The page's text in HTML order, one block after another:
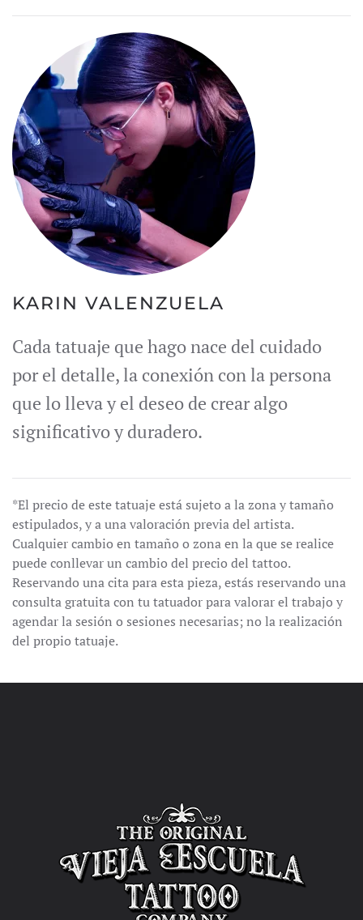
KARIN VALENZUELA
Cada tatuaje que hago nace del cuidado
por el detalle, la conexión con la persona
que lo lleva y el deseo de crear algo
significativo y duradero.
*El precio de este tatuaje está sujeto a la zona y tamaño
estipulados, y a una valoración previa del artista.
Cualquier cambio en tamaño o zona en la que se realice
puede conllevar un cambio del precio del tattoo.
Reservando una cita para esta pieza, estás reservando una
consulta gratuita con tu tatuador para valorar el trabajo y
agendar la sesión o sesiones necesarias; no la realización
del propio tatuaje.